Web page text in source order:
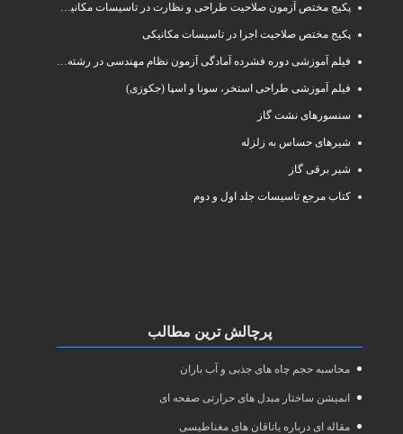
پکیج مختص آزمون صلاحیت طراحی و نظارت در تاسیسات مکانیکی
پکیج مختص صلاحیت اجرا در تاسیسات مکانیکی
فیلم آموزشی دوره فشرده آمادگی آزمون نظام مهندسی در رشته طراحی و نظارت تاسیسات مکانیکی ساختمان
فیلم آموزشی طراحی استخر، سونا و اسپا (جکوزی)
سنسورهای نشت گاز
شیرهای حساس به زلزله
شیر برقی گاز
کتاب مرجع تاسیسات جلد اول و دوم
پرچالش ترین مطالب
محاسبه حجم چاه های جذبی و آب باران
انمیشن ساختار مبدل های حرارتی صفحه ای
مقاله ای درباره یاتاقان های مغناطیسی